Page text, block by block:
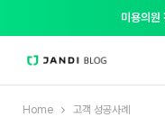
미용의
Home 고객 성공사례